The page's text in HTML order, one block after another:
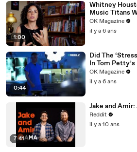
1:00
Whitney
Music Titans
Hits In REELZ
OK Magazine
il y a 6 ans
0:44
Did The
In Tom
Doc Dives
OK Magazine
il y a 6 ans
7:41
Jake and
Reddit
il y a 10 ans